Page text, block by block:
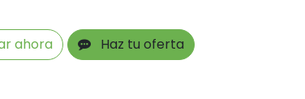
ahora
Haz tu oferta